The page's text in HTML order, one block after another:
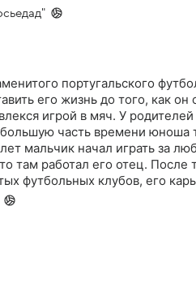
португальского
его жизнь до того, как
игрой в мяч. У
часть времени юноша
мальчик начал играть за
там работал его отец. После
футбольных клубов, его
контракты с большими